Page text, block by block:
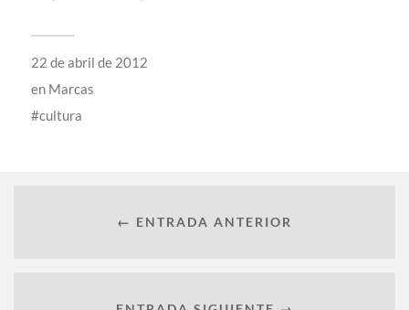
22 de abril de 2012
en Marcas
cultura
← ENTRADA ANTERIOR